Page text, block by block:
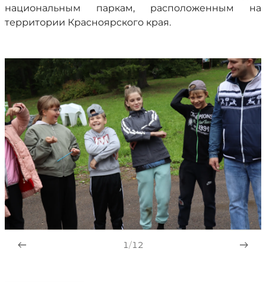
национальным паркам, расположенным на
территории Красноярского края.
1/12